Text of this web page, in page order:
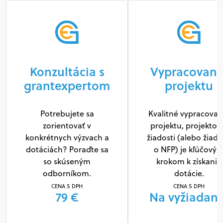
Konzultácia s
grantexpertom
Potrebujete sa
zorientovať v
konkrétnych výzvach a
dotáciách? Poraďte sa
so skúseným
odborníkom.
CENA S DPH
79 €
projektu
Kvalitné
projektu,
žiadosti (alebo
o NFP) je
krokom k získaniu
dotácie.
CENA S DPH
Na